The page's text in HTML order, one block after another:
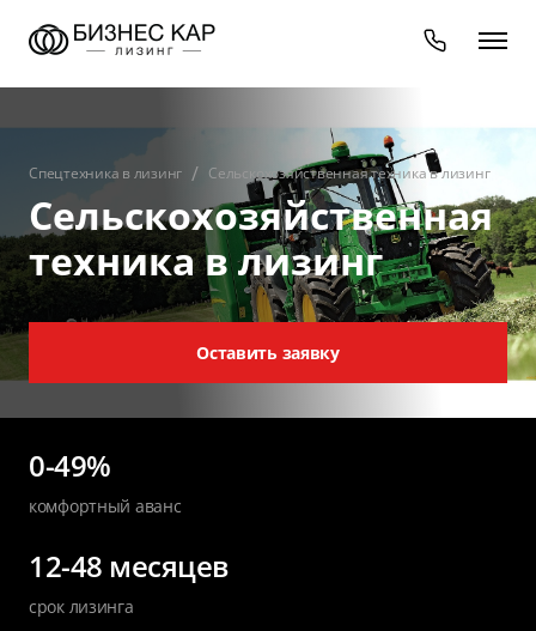
Спецтехника в лизинг Сельскохозяй­ственная техника в лизинг
Сельскохозяйственная
техника в лизинг
Оставить заявку
0-49%
комфортный аванс
12-48 месяцев
срок лизинга